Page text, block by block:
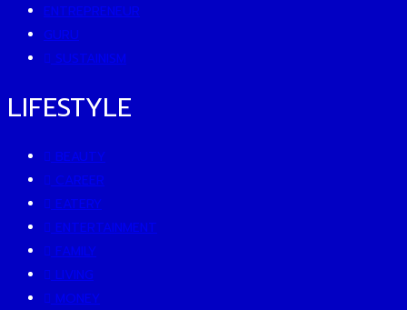
ENTREPRENEUR
GURU
SUSTAINISM
LIFESTYLE
BEAUTY
CAREER
EATERY
ENTERTAINMENT
FAMILY
LIVING
MONEY